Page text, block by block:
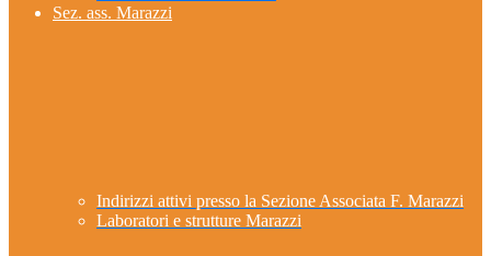
Sez. ass. Marazzi
Indirizzi attivi presso la Sezione Associata F. Marazzi
Laboratori e strutture Marazzi